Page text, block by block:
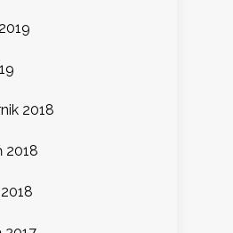
2018
2018